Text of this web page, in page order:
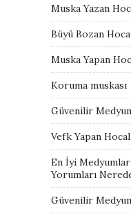
Muska Yazan
Büyü Bozan
Muska Yapan
Koruma muskası
Güvenilir
Vefk Yapan
En İyi
Yorumları
Güvenilir